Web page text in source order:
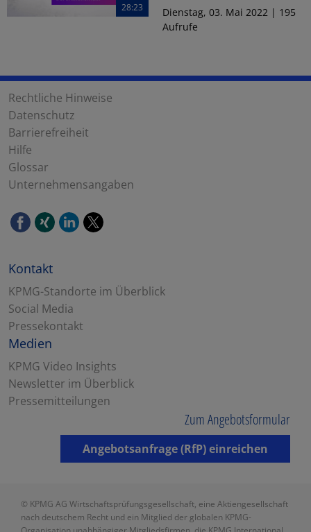
28:23
Dienstag, 03. Mai 2022 | 195
Aufrufe
Rechtliche Hinweise
Datenschutz
Barrierefreiheit
Hilfe
Glossar
Unternehmensangaben
Kontakt
KPMG-Standorte im Überblick
Social Media
Pressekontakt
Medien
KPMG Video Insights
Newsletter im Überblick
Pressemitteilungen
Zum Angebotsformular
Angebotsanfrage (RfP) einreichen
© KPMG AG Wirtschaftsprüfungsgesellschaft, eine Aktiengesellschaft
nach deutschem Recht und ein Mitglied der globalen KPMG-